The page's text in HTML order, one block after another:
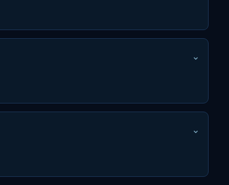
⌄
⌄